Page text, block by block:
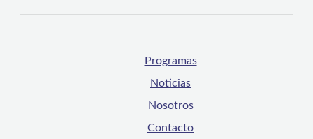
Programas
Noticias
Nosotros
Contacto